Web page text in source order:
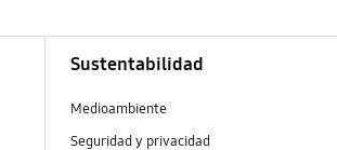
Sustentabilidad
Medioambiente
Seguridad y privacidad